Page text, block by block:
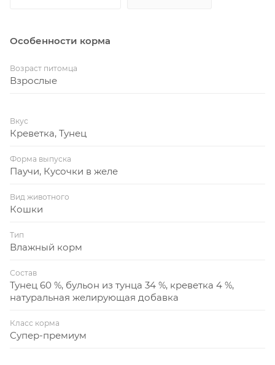
Особенности корма
Возраст питомца
Взрослые
Вкус
Креветка, Тунец
Форма выпуска
Паучи, Кусочки в желе
Вид животного
Кошки
Тип
Влажный корм
Состав
Тунец 60 %, бульон из тунца 34 %, креветка 4 %,
натуральная желирующая добавка
Класс корма
Супер-премиум